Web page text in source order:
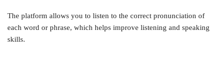
The platform allows you to listen to the correct pronunciation of
each word or phrase, which helps improve listening and speaking
skills.